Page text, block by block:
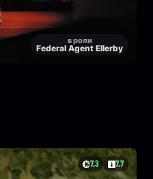
в роли
Federal Agent Ellerby
7.3 7.7